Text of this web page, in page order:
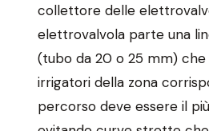
collettore delle
elettrovalvola parte una
(tubo da 20 o 25 mm) che
irrigatori della zona
percorso deve essere il